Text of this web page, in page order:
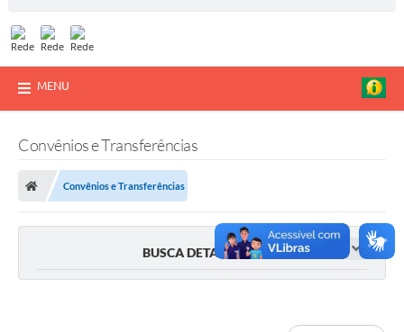
MENU
Convênios e Transferências
Convênios e Transferências
BUSCA DETALHADA